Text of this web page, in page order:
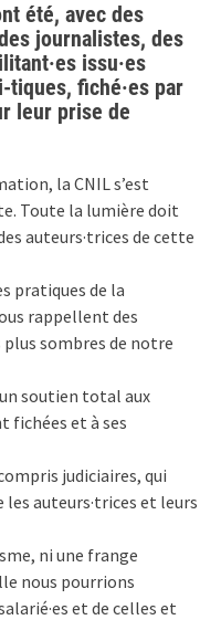
été, avec des
journalistes, des
issu·es
tiques, fiché·es par
leur prise de
la CNIL s’est
Toute la lumière doit
auteurs·trices de cette
pratiques de la
rappellent des
sombres de notre
soutien total aux
fichées et à ses
judiciaires, qui
auteurs·trices et leurs
ni une frange
nous pourrions
et de celles et